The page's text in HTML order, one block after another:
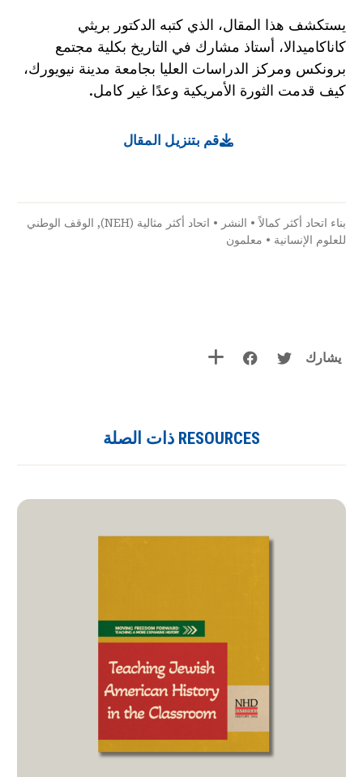
يستكشف هذا المقال، الذي كتبه الدكتور بريثي
كاناكاميدالا، أستاذ مشارك في التاريخ بكلية مجتمع
برونكس ومركز الدراسات العليا بجامعة مدينة نيويورك،
كيف قدمت الثورة الأمريكية وعدًا غير كامل.
قم بتنزيل المقال
بناء اتحاد أكثر كمالاً• النشر • اتحاد أكثر مثالية (NEH) , الوقف الوطني
للعلوم الإنسانية • معلمون
يشارك
RESOURCES ذات الصلة